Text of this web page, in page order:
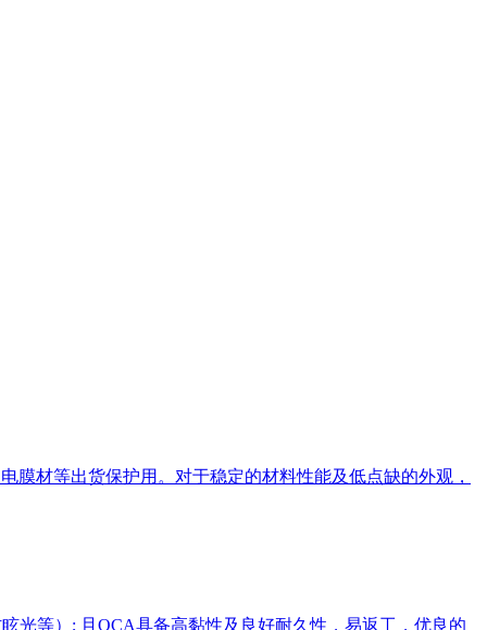
膜材等出货保护用。对于稳定的材料性能及低点缺的外观，
光等）; 且OCA具备高黏性及良好耐久性，易返工，优良的